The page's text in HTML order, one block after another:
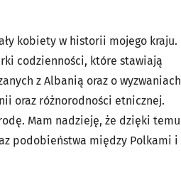
kobiety w historii mojego kraju.
codzienności, które stawiają
z Albanią oraz o wyzwaniach
oraz różnorodności etnicznej.
Mam nadzieję, że dzięki temu
podobieństwa między Polkami i